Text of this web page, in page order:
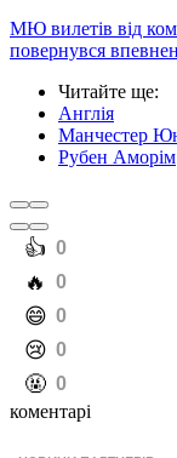
МЮ вилетів від
повернувся
Читайте ще:
Англія
Манчестер
Рубен Аморім
️👍 0
️🔥 0
️😄 0
️😢 0
️🤬 0
коментарі